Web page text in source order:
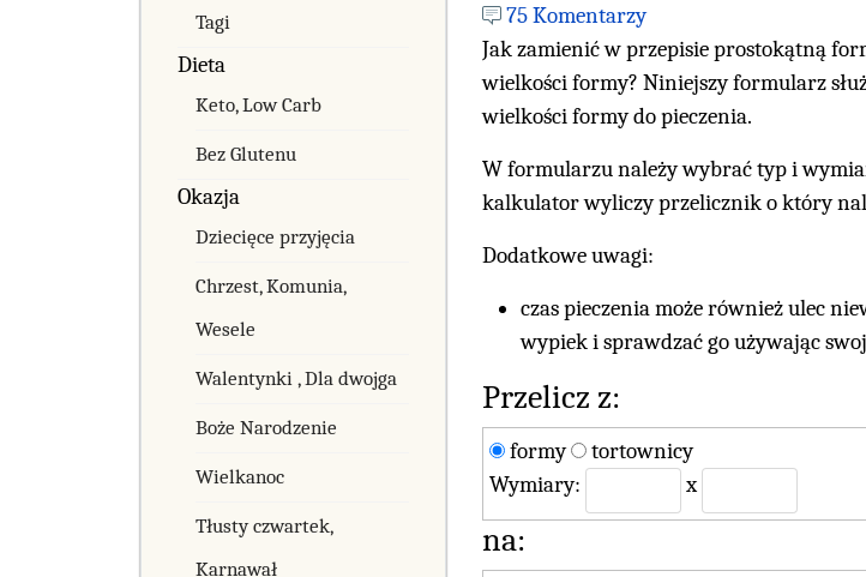
Tagi
Dieta
Keto, Low Carb
Bez Glutenu
Okazja
Dziecięce przyjęcia
Chrzest, Komunia,
Wesele
Walentynki , Dla dwojga
Boże Narodzenie
Wielkanoc
Tłusty czwartek,
Karnawał
75 Komentarzy
Jak zamienić w przepisie prostokątną
wielkości formy? Niniejszy formularz
wielkości formy do pieczenia.
W formularzu należy wybrać typ i
kalkulator wyliczy przelicznik o który
Dodatkowe uwagi:
czas pieczenia może również ulec
wypiek i sprawdzać go używając
Przelicz z:
formy
tortownicy
Wymiary:
x
na: